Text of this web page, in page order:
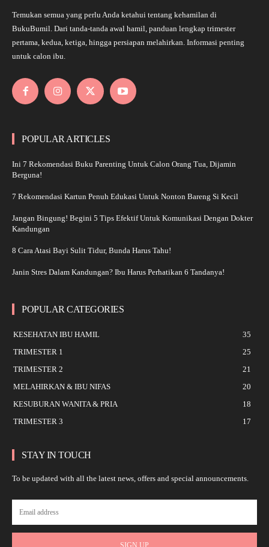
Temukan semua yang perlu Anda ketahui tentang kehamilan di
BukuBumil. Dari tanda-tanda awal hamil, panduan lengkap trimester
pertama, kedua, ketiga, hingga persiapan melahirkan. Informasi penting
untuk calon ibu.
POPULAR ARTICLES
Ini 7 Rekomendasi Buku Parenting Untuk Calon Orang Tua, Dijamin
Berguna!
7 Rekomendasi Kartun Penuh Edukasi Untuk Nonton Bareng Si Kecil
Jangan Bingung! Begini 5 Tips Efektif Untuk Komunikasi Dengan Dokter
Kandungan
8 Cara Atasi Bayi Sulit Tidur, Bunda Harus Tahu!
Janin Stres Dalam Kandungan? Ibu Harus Perhatikan 6 Tandanya!
POPULAR CATEGORIES
KESEHATAN IBU HAMIL
35
TRIMESTER 1
25
TRIMESTER 2
21
MELAHIRKAN & IBU NIFAS
20
KESUBURAN WANITA & PRIA
18
TRIMESTER 3
17
STAY IN TOUCH
To be updated with all the latest news, offers and special announcements.